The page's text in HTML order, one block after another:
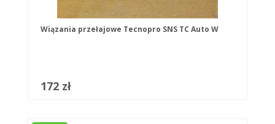
Wiązania przełajowe Tecnopro SNS TC Auto W
172 zł